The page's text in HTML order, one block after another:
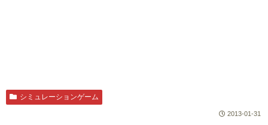
シミュレーションゲーム
2013-01-31